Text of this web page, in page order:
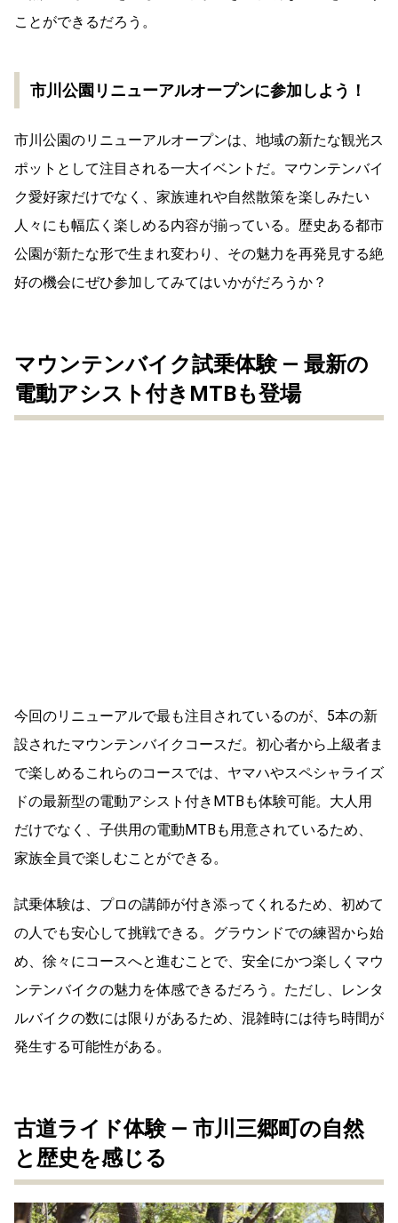
ことができるだろう。
市川公園リニューアルオープンに参加しよう！
市川公園のリニューアルオープンは、地域の新たな観光ス
ポットとして注目される一大イベントだ。マウンテンバイ
ク愛好家だけでなく、家族連れや自然散策を楽しみたい
人々にも幅広く楽しめる内容が揃っている。歴史ある都市
公園が新たな形で生まれ変わり、その魅力を再発見する絶
好の機会にぜひ参加してみてはいかがだろうか？
マウンテンバイク試乗体験 ― 最新の
電動アシスト付きMTBも登場
今回のリニューアルで最も注目されているのが、5本の新
設されたマウンテンバイクコースだ。初心者から上級者ま
で楽しめるこれらのコースでは、ヤマハやスペシャライズ
ドの最新型の電動アシスト付きMTBも体験可能。大人用
だけでなく、子供用の電動MTBも用意されているため、
家族全員で楽しむことができる。
試乗体験は、プロの講師が付き添ってくれるため、初めて
の人でも安心して挑戦できる。グラウンドでの練習から始
め、徐々にコースへと進むことで、安全にかつ楽しくマウ
ンテンバイクの魅力を体感できるだろう。ただし、レンタ
ルバイクの数には限りがあるため、混雑時には待ち時間が
発生する可能性がある。
古道ライド体験 ― 市川三郷町の自然
と歴史を感じる